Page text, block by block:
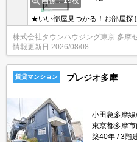
★いい部屋見つかる！お部屋探
株式会社タウンハウジング東京 多摩
情報更新日 2026/08/08
賃貸マンション プレジオ多摩
小田急多摩
東京都多摩市
築40年
3階